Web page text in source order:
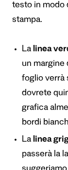
testo in modo
stampa.
La linea
un margine
foglio verrà
dovrete
grafica
bordi
La linea
passerà la